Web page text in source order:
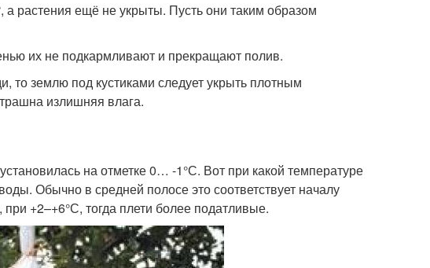
растения ещё не укрыты. Пусть они таким образом
их не подкармливают и прекращают полив.
то землю под кустиками следует укрыть плотным
излишняя влага.
на отметке 0… -1°С. Вот при какой температуре
Обычно в средней полосе это соответствует началу
+2–+6°С, тогда плети более податливые.